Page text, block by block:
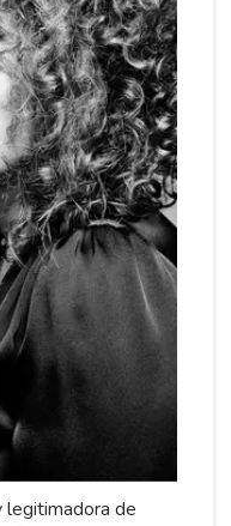
legitimadora de